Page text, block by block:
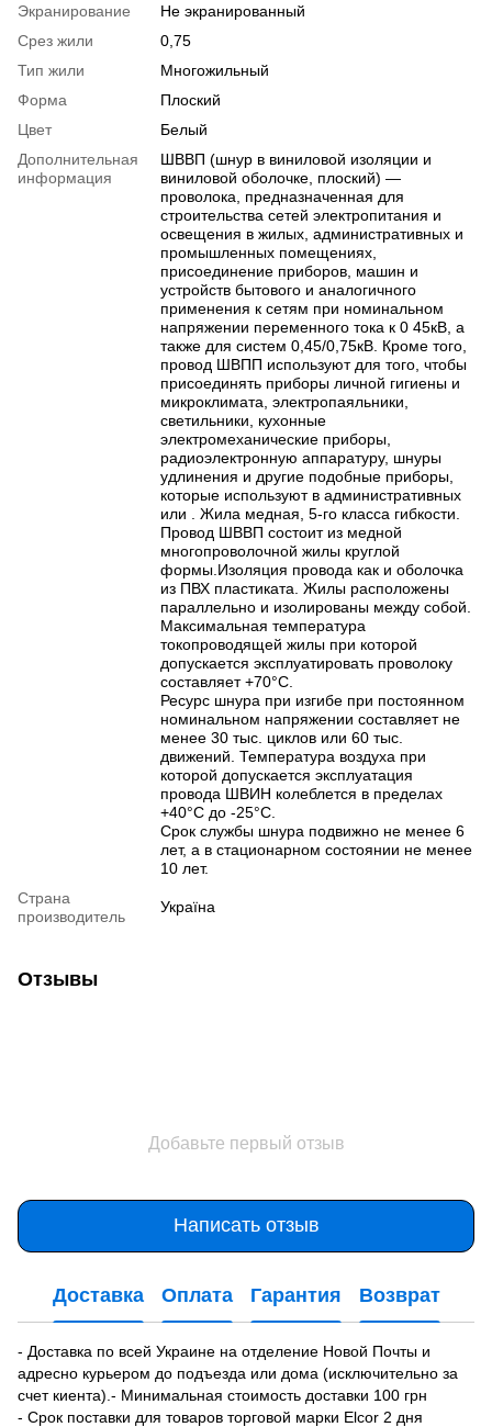
Экранирование
Не экранированный
Срез жили
0,75
Тип жили
Многожильный
Форма
Плоский
Цвет
Белый
Дополнительная
информация
ШВВП (шнур в виниловой изоляции и
виниловой оболочке, плоский) —
проволока, предназначенная для
строительства сетей электропитания и
освещения в жилых, административных и
промышленных помещениях,
присоединение приборов, машин и
устройств бытового и аналогичного
применения к сетям при номинальном
напряжении переменного тока к 0 45кВ, а
также для систем 0,45/0,75кВ. Кроме того,
провод ШВПП используют для того, чтобы
присоединять приборы личной гигиены и
микроклимата, электропаяльники,
светильники, кухонные
электромеханические приборы,
радиоэлектронную аппаратуру, шнуры
удлинения и другие подобные приборы,
которые используют в административных
или . Жила медная, 5-го класса гибкости.
Провод ШВВП состоит из медной
многопроволочной жилы круглой
формы.Изоляция провода как и оболочка
из ПВХ пластиката. Жилы расположены
параллельно и изолированы между собой.
Максимальная температура
токопроводящей жилы при которой
допускается эксплуатировать проволоку
составляет +70°C.
Ресурс шнура при изгибе при постоянном
номинальном напряжении составляет не
менее 30 тыс. циклов или 60 тыс.
движений. Температура воздуха при
которой допускается эксплуатация
провода ШВИН колеблется в пределах
+40°C до -25°C.
Срок службы шнура подвижно не менее 6
лет, а в стационарном состоянии не менее
10 лет.
Страна
производитель
Україна
Отзывы
Добавьте первый отзыв
Написать отзыв
Доставка Оплата Гарантия Возврат
- Доставка по всей Украине на отделение Новой Почты и
адресно курьером до подъезда или дома (исключительно за
счет киента).- Минимальная стоимость доставки 100 грн
- Срок поставки для товаров торговой марки Elcor 2 дня